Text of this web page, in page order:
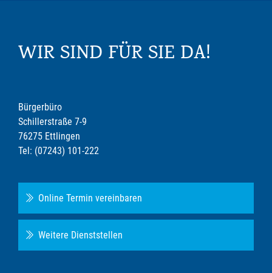
WIR SIND FÜR SIE DA!
Bürgerbüro
Schillerstraße 7-9
76275 Ettlingen
Tel: (07243) 101-222
Online Termin vereinbaren
Weitere Dienststellen